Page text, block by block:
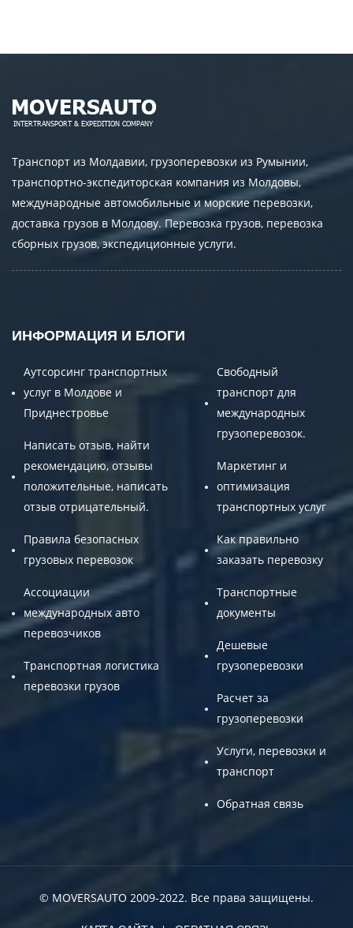
Транспорт из Молдавии, грузоперевозки из Румынии,
транспортно-экспедиторская компания из Молдовы,
международные автомобильные и морские перевозки,
доставка грузов в Молдову. Перевозка грузов, перевозка
сборных грузов, экспедиционные услуги.
ИНФОРМАЦИЯ И БЛОГИ
Аутсорсинг транспортных
услуг в Молдове и
Приднестровье
Написать отзыв, найти
рекомендацию, отзывы
положительные, написать
отзыв отрицательный.
Правила безопасных
грузовых перевозок
Ассоциации
международных авто
перевозчиков
Транспортная логистика
перевозки грузов
Свободный
транспорт для
международных
грузоперевозок.
Маркетинг и
оптимизация
транспортных услуг
Как правильно
заказать перевозку
Транспортные
документы
Дешевые
грузоперевозки
Расчет за
грузоперевозки
Услуги, перевозки и
транспорт
Обратная связь
© MOVERSAUTO 2009-2022. Все права защищены.